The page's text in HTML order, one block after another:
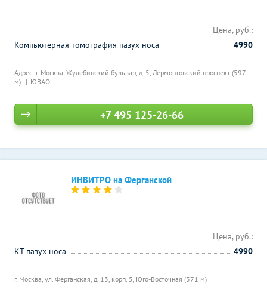
Адрес: г. Москва, Жулебинский бульвар, д. 5, Лермонтовский проспект (597
м)
ЮВАО
Цена, руб.:
Компьютерная томография пазух носа
4990
+7 495 125-26-66
ИНВИТРО на Ферганской
г. Москва, ул. Ферганская, д. 13, корп. 5, Юго-Восточная (371 м)
Цена, руб.:
КТ пазух носа
4990